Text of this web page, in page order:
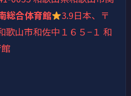
総合体育館 3.9日本、〒
歌山市和佐中１６５−１ 和